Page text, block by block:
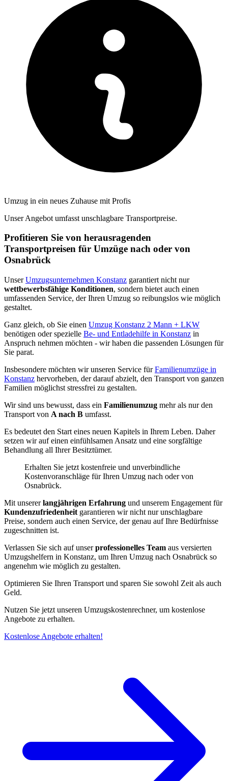
Umzug in ein neues Zuhause mit Profis
Unser Angebot umfasst unschlagbare Transportpreise.
Profitieren Sie von herausragenden
Transportpreisen für Umzüge nach oder von
Osnabrück
UnserUmzugsunternehmen Konstanz garantiert nicht nur
wettbewerbsfähige Konditionen, sondern bietet auch einen
umfassenden Service, der Ihren Umzug so reibungslos wie möglich
gestaltet.
Ganz gleich, ob Sie einen Umzug Konstanz 2 Mann + LKW
benötigen oder spezielle Be- und Entladehilfe in Konstanz in
Anspruch nehmen möchten - wir haben die passenden Lösungen für
Sie parat.
Insbesondere möchten wir unseren Service fürFamilienumzüge in
Konstanz hervorheben, der darauf abzielt, den Transport von ganzen
Familien möglichst stressfrei zu gestalten.
Wir sind uns bewusst, dass ein Familienumzug mehr als nur den
Transport von A nach B umfasst.
Es bedeutet den Start eines neuen Kapitels in Ihrem Leben. Daher
setzen wir auf einen einfühlsamen Ansatz und eine sorgfältige
Behandlung all Ihrer Besitztümer.
Erhalten Sie jetzt kostenfreie und unverbindliche
Kostenvoranschläge für Ihren Umzug nach oder von
Osnabrück.
Mit unsererlangjährigen Erfahrung und unserem Engagement für
Kundenzufriedenheit garantieren wir nicht nur unschlagbare
Preise, sondern auch einen Service, der genau auf Ihre Bedürfnisse
zugeschnitten ist.
Verlassen Sie sich auf unserprofessionelles Team aus versierten
Umzugshelfern in Konstanz, um Ihren Umzug nach Osnabrück so
angenehm wie möglich zu gestalten.
Optimieren Sie Ihren Transport und sparen Sie sowohl Zeit als auch
Geld.
Nutzen Sie jetzt unseren Umzugskostenrechner, um kostenlose
Angebote zu erhalten.
Kostenlose Angebote erhalten!